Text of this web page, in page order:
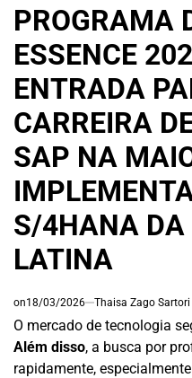
PROGRAMA
ESSENCE
ENTRADA
CARREIRA
SAP NA
S/4HANA DA
LATINA
on18/03/2026 Thaisa Zago Sartori
O mercado de tecnologia
Além disso, a busca por
rapidamente,